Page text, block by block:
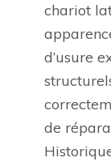
chariot
d’usure
de